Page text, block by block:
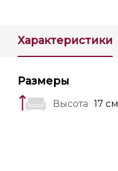
Характеристики
Размеры
Высота 17 см